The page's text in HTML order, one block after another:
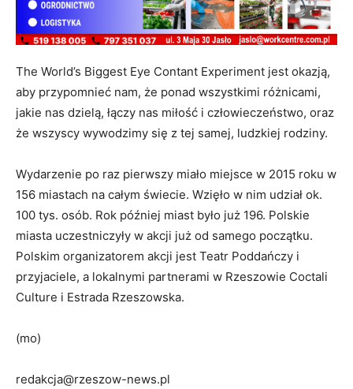
The World’s Biggest Eye Contant Experiment jest okazją,
aby przypomnieć nam, że ponad wszystkimi różnicami,
jakie nas dzielą, łączy nas miłość i człowieczeństwo, oraz
że wszyscy wywodzimy się z tej samej, ludzkiej rodziny.
Wydarzenie po raz pierwszy miało miejsce w 2015 roku w
156 miastach na całym świecie. Wzięło w nim udział ok.
100 tys. osób. Rok później miast było już 196. Polskie
miasta uczestniczyły w akcji już od samego początku.
Polskim organizatorem akcji jest Teatr Poddańczy i
przyjaciele, a lokalnymi partnerami w Rzeszowie Coctali
Culture i Estrada Rzeszowska.
(mo)
redakcja@rzeszow-news.pl